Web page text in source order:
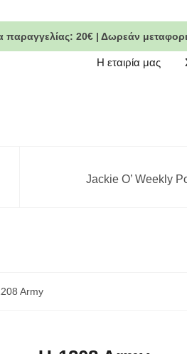
παραγγελίας: 20€ | Δωρεάν
Η εταιρία μας
Jackie O’ Weekly
Army